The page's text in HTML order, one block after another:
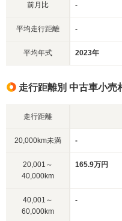
前月比 -
平均走行距離 -
平均年式 2023年
走行距離別 中古車小売
走行距離
20,000km未満 -
20,001～
40,000km
165.9万円
40,001～
60,000km
-